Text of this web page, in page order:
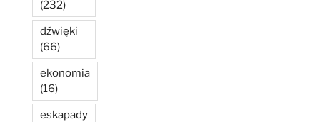
(232)
dźwięki
(66)
ekonomia
(16)
eskapady